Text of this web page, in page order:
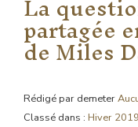
partagée
de Miles
Rédigé par demeter
Classé dans : Hiver 2019